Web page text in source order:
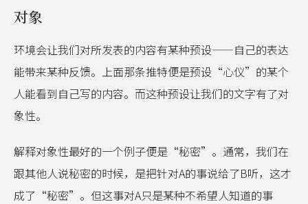
对象
环境会让我们对所发表的内容有某种预设——自己的表达
能带来某种反馈。上面那条推特便是预设“心仪”的某个
人能看到自己写的内容。而这种预设让我们的文字有了对
象性。
解释对象性最好的一个例子便是“秘密”。通常，我们在
跟其他人说秘密的时候，是把针对A的事说给了B听，这才
成了“秘密”。但这事对A只是某种不希望人知道的事